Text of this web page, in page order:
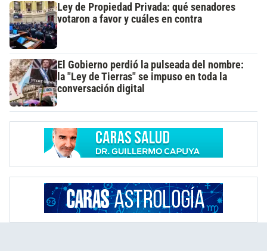
Ley de Propiedad Privada: qué senadores
votaron a favor y cuáles en contra
El Gobierno perdió la pulseada del nombre:
la "Ley de Tierras" se impuso en toda la
conversación digital